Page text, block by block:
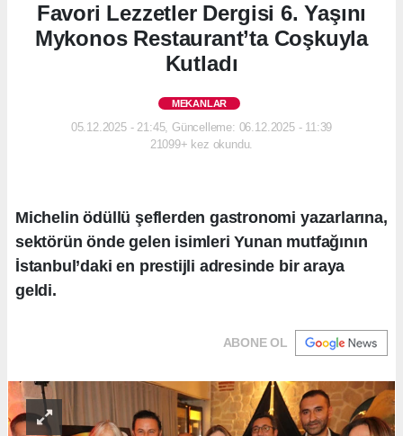
Favori Lezzetler Dergisi 6. Yaşını
Mykonos Restaurant’ta Coşkuyla
Kutladı
MEKANLAR
05.12.2025 - 21:45, Güncelleme: 06.12.2025 - 11:39
21099+ kez okundu.
Michelin ödüllü şeflerden gastronomi yazarlarına,
sektörün önde gelen isimleri Yunan mutfağının
İstanbul’daki en prestijli adresinde bir araya
geldi.
ABONE OL